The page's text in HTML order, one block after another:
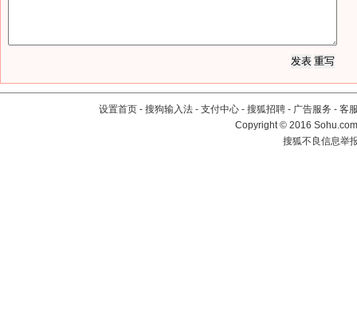
设置首页 - 搜狗输入法 - 支付中心 - 搜狐招聘 - 广告服务 - 客
Copyright©2016
搜狐不良信息举